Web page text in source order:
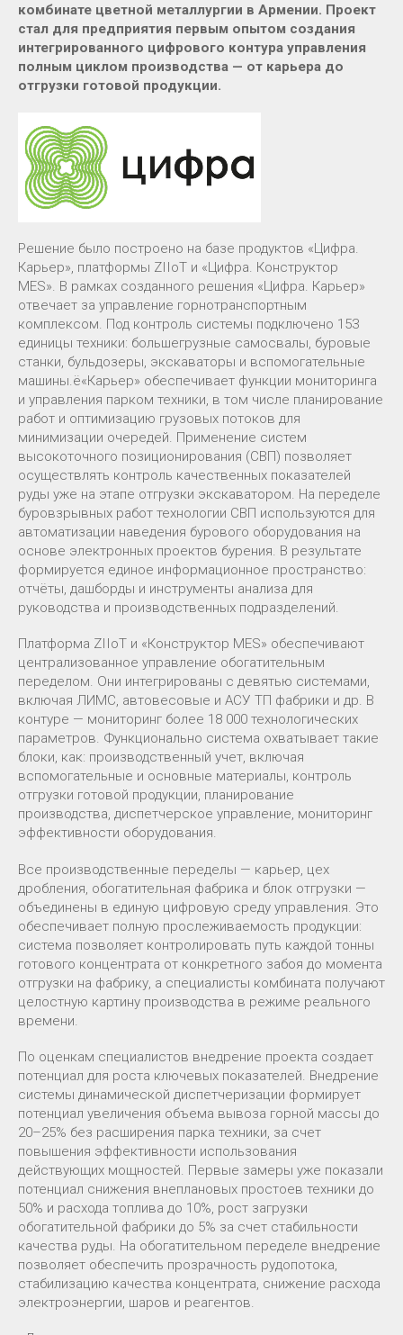
комбинате цветной металлургии в Армении. Проект
стал для предприятия первым опытом создания
интегрированного цифрового контура управления
полным циклом производства — от карьера до
отгрузки готовой продукции.
Решение было построено на базе продуктов «Цифра.
Карьер», платформы ZIIoT и «Цифра. Конструктор
MES». В рамках созданного решения «Цифра. Карьер»
отвечает за управление горнотранспортным
комплексом. Под контроль системы подключено 153
единицы техники: большегрузные самосвалы, буровые
станки, бульдозеры, экскаваторы и вспомогательные
машины.ё«Карьер» обеспечивает функции мониторинга
и управления парком техники, в том числе планирование
работ и оптимизацию грузовых потоков для
минимизации очередей. Применение систем
высокоточного позиционирования (СВП) позволяет
осуществлять контроль качественных показателей
руды уже на этапе отгрузки экскаватором. На переделе
буровзрывных работ технологии СВП используются для
автоматизации наведения бурового оборудования на
основе электронных проектов бурения. В результате
формируется единое информационное пространство:
отчёты, дашборды и инструменты анализа для
руководства и производственных подразделений.
Платформа ZIIoT и «Конструктор MES» обеспечивают
централизованное управление обогатительным
переделом. Они интегрированы с девятью системами,
включая ЛИМС, автовесовые и АСУ ТП фабрики и др. В
контуре — мониторинг более 18 000 технологических
параметров. Функционально система охватывает такие
блоки, как: производственный учет, включая
вспомогательные и основные материалы, контроль
отгрузки готовой продукции, планирование
производства, диспетчерское управление, мониторинг
эффективности оборудования.
Все производственные переделы — карьер, цех
дробления, обогатительная фабрика и блок отгрузки —
объединены в единую цифровую среду управления. Это
обеспечивает полную прослеживаемость продукции:
система позволяет контролировать путь каждой тонны
готового концентрата от конкретного забоя до момента
отгрузки на фабрику, а специалисты комбината получают
целостную картину производства в режиме реального
времени.
По оценкам специалистов внедрение проекта создает
потенциал для роста ключевых показателей. Внедрение
системы динамической диспетчеризации формирует
потенциал увеличения объема вывоза горной массы до
20–25% без расширения парка техники, за счет
повышения эффективности использования
действующих мощностей. Первые замеры уже показали
потенциал снижения внеплановых простоев техники до
50% и расхода топлива до 10%, рост загрузки
обогатительной фабрики до 5% за счет стабильности
качества руды. На обогатительном переделе внедрение
позволяет обеспечить прозрачность рудопотока,
стабилизацию качества концентрата, снижение расхода
электроэнергии, шаров и реагентов.